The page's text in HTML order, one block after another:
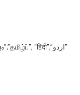
“English” , “العربية” , “Indonesia”,”Türkçe”,”Malay”,”Swahili”,”ಕನ್ನಡ”,”മലയാളം”,”தமிழ்ப்”, “हिंदी”,”اردو”